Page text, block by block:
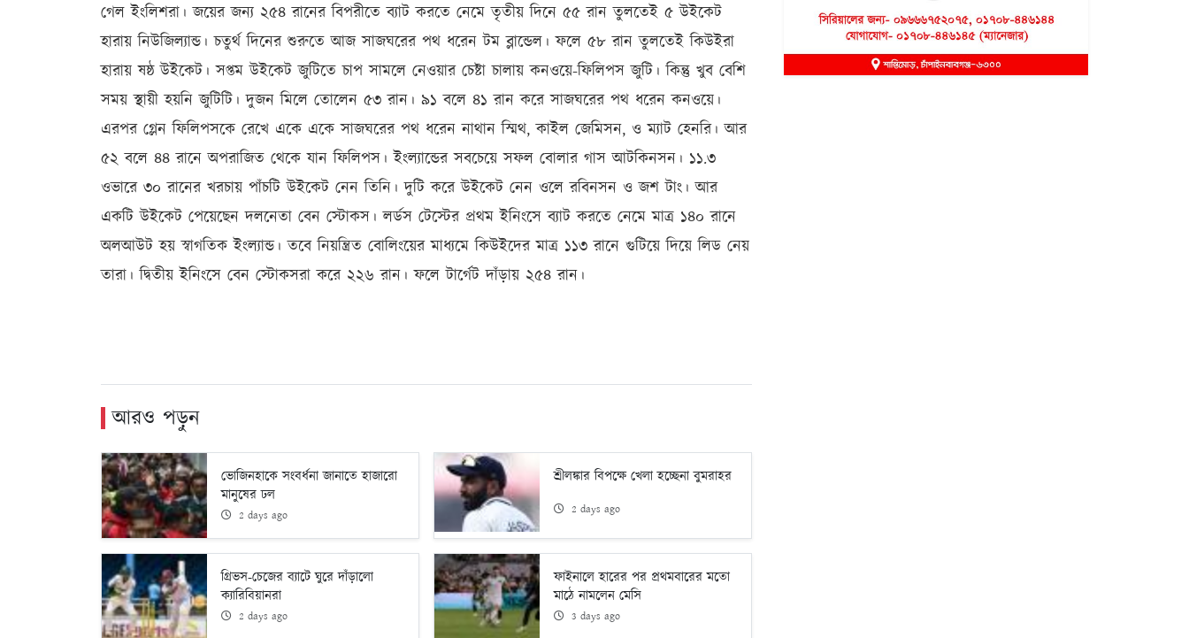
গেল ইংলিশরা। জয়ের জন্য ২৫৪ রানের বিপরীতে ব্যাট করতে নেমে তৃতীয় দিনে ৫৫ রান তুলতেই ৫ উইকেট
হারায় নিউজিল্যান্ড। চতুর্থ দিনের শুরুতে আজ সাজঘরের পথ ধরেন টম ব্লান্ডেল। ফলে ৫৮ রান তুলতেই কিউইরা
হারায় ষষ্ঠ উইকেট। সপ্তম উইকেট জুটিতে চাপ সামলে নেওয়ার চেষ্টা চালায় কনওয়ে-ফিলিপস জুটি। কিন্তু খুব বেশি
সময় স্থায়ী হয়নি জুটিটি। দুজন মিলে তোলেন ৫৩ রান। ৯১ বলে ৪১ রান করে সাজঘরের পথ ধরেন কনওয়ে।
এরপর গ্লেন ফিলিপসকে রেখে একে একে সাজঘরের পথ ধরেন নাথান স্মিথ, কাইল জেমিসন, ও ম্যাট হেনরি। আর
৫২ বলে ৪৪ রানে অপরাজিত থেকে যান ফিলিপস। ইংল্যান্ডের সবচেয়ে সফল বোলার গাস আটকিনসন। ১১.৩
ওভারে ৩০ রানের খরচায় পাঁচটি উইকেট নেন তিনি। দুটি করে উইকেট নেন ওলে রবিনসন ও জশ টাং। আর
একটি উইকেট পেয়েছেন দলনেতা বেন স্টোকস। লর্ডস টেস্টের প্রথম ইনিংসে ব্যাট করতে নেমে মাত্র ১৪০ রানে
অলআউট হয় স্বাগতিক ইংল্যান্ড। তবে নিয়ন্ত্রিত বোলিংয়ের মাধ্যমে কিউইদের মাত্র ১১৩ রানে গুটিয়ে দিয়ে লিড নেয়
তারা। দ্বিতীয় ইনিংসে বেন স্টোকসরা করে ২২৬ রান। ফলে টার্গেট দাঁড়ায় ২৫৪ রান।
আরও পড়ুন
ভোজিনহাকে সংবর্ধনা জানাতে হাজারো
মানুষের ঢল
2 days ago
শ্রীলঙ্কার বিপক্ষে খেলা হচ্ছেনা বুমরাহর
2 days ago
গ্রিভস-চেজের ব্যাটে ঘুরে দাঁড়ালো
ক্যারিবিয়ানরা
2 days ago
ফাইনালে হারের পর প্রথমবারের মতো
মাঠে নামলেন মেসি
3 days ago